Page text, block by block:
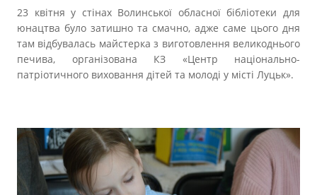
23 квітня у стінах Волинської обласної бібліотеки для
юнацтва було затишно та смачно, адже саме цього дня
там відбувалась майстерка з виготовлення великоднього
печива, організована КЗ «Центр національно-
патріотичного виховання дітей та молоді у місті Луцьк».